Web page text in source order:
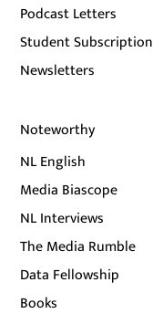
Podcast Letters
Student Subscription
Newsletters
Noteworthy
NL English
Media Biascope
NL Interviews
The Media Rumble
Data Fellowship
Books